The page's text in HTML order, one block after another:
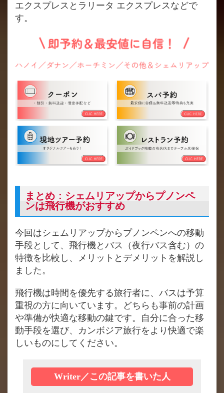
エクスプレスとラリータ エクスプレスなどで
す。
まとめ：シェムリアップからプノンペ
ンは飛行機がおすすめ
今回はシェムリアップからプノンペンへの移動
手段として、飛行機とバス（夜行バス含む）の
特徴を比較し、メリットとデメリットを解説し
ました。
飛行機は時間を優先する旅行者に、バスは予算
重視の方に向いています。どちらも事前の計画
や準備が快適な移動の鍵です。自分に合った移
動手段を選び、カンボジア旅行をより快適で楽
しいものにしてください。
Writer／この記事を書いた人